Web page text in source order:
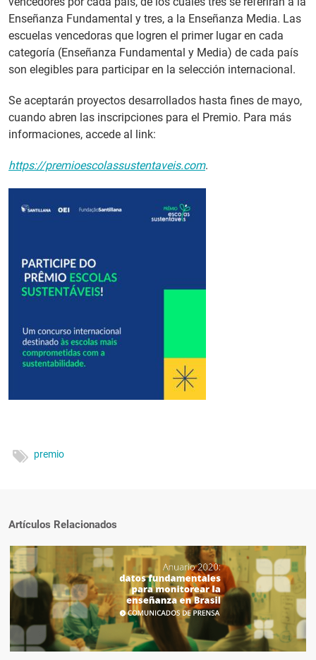
Enseñanza Fundamental y tres, a la Enseñanza Media. Las
escuelas vencedoras que logren el primer lugar en cada
categoría (Enseñanza Fundamental y Media) de cada país
son elegibles para participar en la selección internacional.
Se aceptarán proyectos desarrollados hasta fines de mayo,
cuando abren las inscripciones para el Premio. Para más
informaciones, accede al link:
https://premioescolassustentaveis.com.
premio
Artículos Relacionados